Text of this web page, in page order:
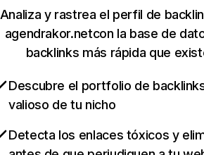
Analiza y rastrea el perfil de
agendrakor.netcon la base de
backlinks más rápida que
Descubre el portfolio de
valioso de tu nicho
Detecta los enlaces tóxicos y